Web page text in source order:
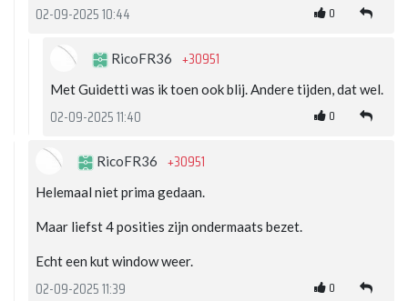
02-09-2025 10:44 0
RicoFR36 +30951
Met Guidetti was ik toen ook blij. Andere tijden, dat wel.
02-09-2025 11:40 0
RicoFR36 +30951
Helemaal niet prima gedaan.
Maar liefst 4 posities zijn ondermaats bezet.
Echt een kut window weer.
02-09-2025 11:39 0